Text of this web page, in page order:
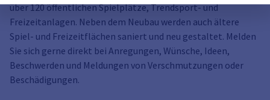
über 120 öffentlichen Spielplätze, Trendsport- und
Freizeitanlagen. Neben dem Neubau werden auch ältere
Spiel- und Freizeitflächen saniert und neu gestaltet. Melden
Sie sich gerne direkt bei Anregungen, Wünsche, Ideen,
Beschwerden und Meldungen von Verschmutzungen oder
Beschädigungen.